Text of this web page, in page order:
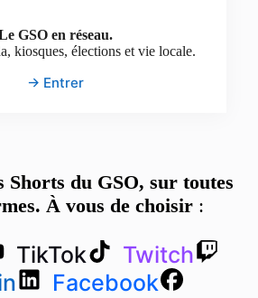
GSO en réseau.
kiosques, élections et vie locale.
→ Entrer
Shorts du GSO, sur toutes
À vous de choisir :
TikTok
Twitch
Facebook